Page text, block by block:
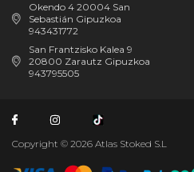
Okendo 4 20004 San
Sebastián Gipuzkoa
943431772
San Frantzisko Kalea 9
20800 Zarautz Gipuzkoa
943795505
Copyright © 2026 Atlas Stoked S.L